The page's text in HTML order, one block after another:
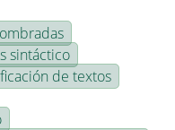
sintáctico
de textos